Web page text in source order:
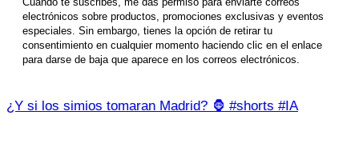
electrónicos sobre productos, promociones exclusivas y eventos
especiales. Sin embargo, tienes la opción de retirar tu
consentimiento en cualquier momento haciendo clic en el enlace
para darse de baja que aparece en los correos electrónicos.
¿Y si los simios tomaran Madrid? 🦍 #shorts #IA